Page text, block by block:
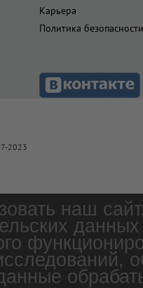
Карьера
Политика безопасности
2023
наш